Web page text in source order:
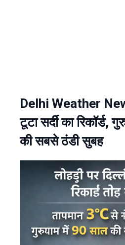
Delhi Weather
टूटा सर्दी का रिकॉर्ड,
की सबसे ठंडी सुबह